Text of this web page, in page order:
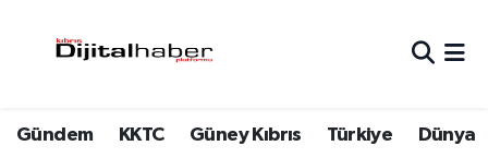
Gündem KKTC Güney Kıbrıs Türkiye Dünya
Trafik Durumu